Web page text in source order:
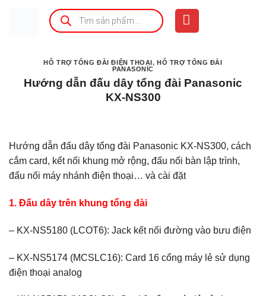
Tìm
kiếm
sản
phẩm
HỖ TRỢ TỔNG ĐÀI ĐIỆN THOẠI,HỖ TRỢ TỔNG ĐÀI
PANASONIC
Hướng dẫn đấu dây tổng đài Panasonic
KX-NS300
Hướng dẫn đấu dây tổng đài Panasonic KX-NS300, cách
cắm card, kết nối khung mở rộng, đấu nối bàn lập trình,
đấu nối máy nhánh điện thoại… và cài đặt
1. Đấu dây trên khung tổng đài
– KX-NS5180 (LCOT6): Jack kết nối đường vào bưu điện
– KX-NS5174 (MCSLC16): Card 16 cổng máy lẻ sử dụng
điện thoại analog